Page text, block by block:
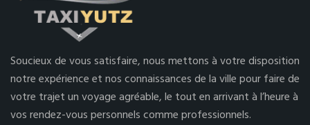
Soucieux de vous satisfaire, nous mettons à votre disposition
notre expérience et nos connaissances de la ville pour faire de
votre trajet un voyage agréable, le tout en arrivant à l’heure à
vos rendez-vous personnels comme professionnels.